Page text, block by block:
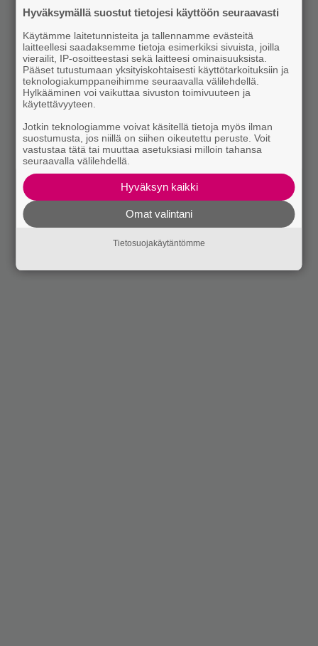
Hyväksymällä suostut tietojesi käyttöön seuraavasti
Käytämme laitetunnisteita ja tallennamme evästeitä
laitteellesi saadaksemme tietoja esimerkiksi sivuista, joilla
vierailit, IP-osoitteestasi sekä laitteesi ominaisuuksista.
Pääset tutustumaan yksityiskohtaisesti käyttötarkoituksiin ja
teknologiakumppaneihimme seuraavalla välilehdellä.
Hylkääminen voi vaikuttaa sivuston toimivuuteen ja
käytettävyyteen.
Jotkin teknologiamme voivat käsitellä tietoja myös ilman
suostumusta, jos niillä on siihen oikeutettu peruste. Voit
vastustaa tätä tai muuttaa asetuksiasi milloin tahansa
seuraavalla välilehdellä.
Hyväksyn kaikki
Omat valintani
Tietosuojakäytäntömme